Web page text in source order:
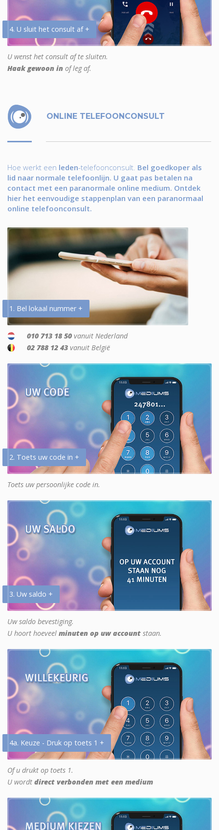
4. U sluit het consult af +
U wenst het consult af te sluiten.
Haak gewoon in of leg af.
ONLINE TELEFOONCONSULT
Hoe werkt een leden-telefoonconsult. Bel goedkoper als
lid naar normale telefoonlijn. U gaat pas betalen na
contact met een paranormale online medium. Ontdek
hier het eenvoudige stappenplan van een paranormaal
online telefoonconsult.
1. Bel lokaal nummer +
010 713 18 50 vanuit Nederland
02 788 12 43 vanuit België
2. Toets uw code in +
Toets uw persoonlijke code in.
3. Uw saldo +
Uw saldo bevestiging.
U hoort hoeveel minuten op uw account staan.
4a. Keuze - Druk op toets 1 +
Of u drukt op toets 1.
U wordt direct verbonden met een medium